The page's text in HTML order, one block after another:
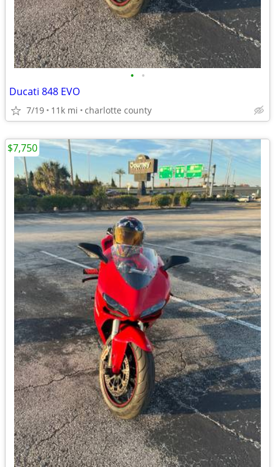
• •
Ducati 848 EVO
7/19 11k mi charlotte county
$7,750